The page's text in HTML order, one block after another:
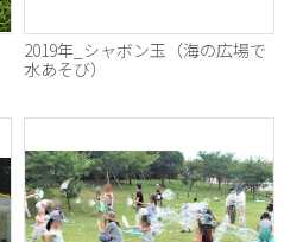
2019年_シャボン玉（海の広場で
水あそび）